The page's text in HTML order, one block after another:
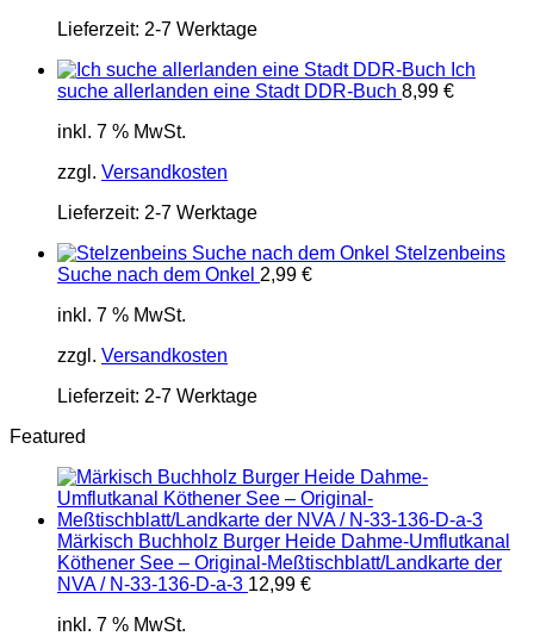
Lieferzeit: 2-7 Werktage
Ich
suche allerlanden eine Stadt DDR-Buch 8,99 €
inkl. 7 % MwSt.
zzgl. Versandkosten
Lieferzeit: 2-7 Werktage
Stelzenbeins
Suche nach dem Onkel 2,99 €
inkl. 7 % MwSt.
zzgl. Versandkosten
Lieferzeit: 2-7 Werktage
Featured
Märkisch Buchholz Burger Heide Dahme-Umflutkanal
Köthener See – Original-Meßtischblatt/Landkarte der
NVA / N-33-136-D-a-3 12,99 €
inkl. 7 % MwSt.